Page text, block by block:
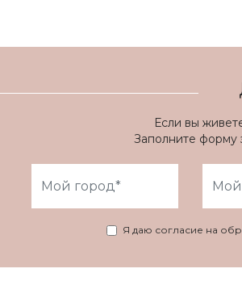
Если вы
Заполните форму
Я даю согласие на